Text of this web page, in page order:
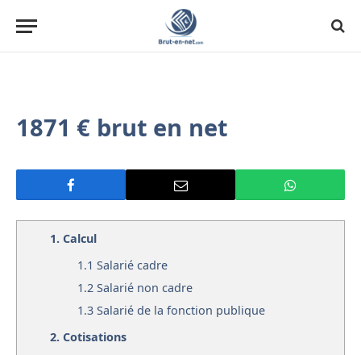
1871 € brut en net
1. Calcul
1.1 Salarié cadre
1.2 Salarié non cadre
1.3 Salarié de la fonction publique
2. Cotisations